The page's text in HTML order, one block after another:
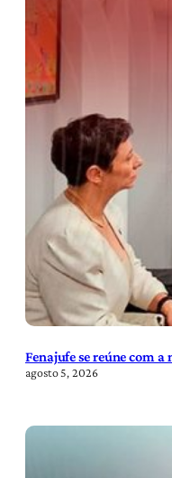
Fenajufe se reúne com
agosto 5, 2026